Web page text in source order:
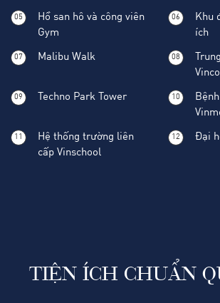
05
Hồ san hô và công viên
Gym
06
Khu
ích
07 Malibu Walk 08
09 Techno Park Tower 10
11
Hệ thống trường liên
cấp Vinschool
12 Đại
TIỆN ÍCH CHUẨN